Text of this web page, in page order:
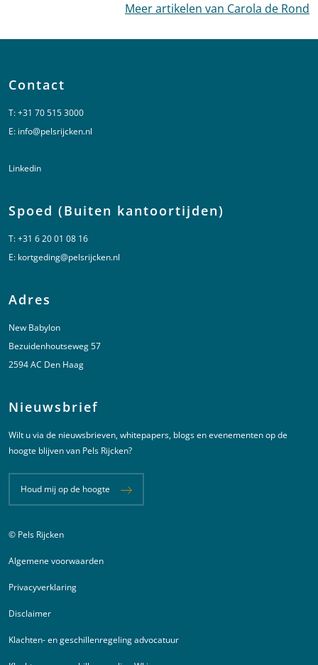
Meer artikelen van Carola de Rond
Contact
T:+31 70 515 3000
E: info@pelsrijcken.nl
Linkedin
Spoed (Buiten kantoortijden)
T:+31 6 20 01 08 16
E: kortgeding@pelsrijcken.nl
Adres
New Babylon
Bezuidenhoutseweg 57
2594 AC Den Haag
Nieuwsbrief
Wilt u via de nieuwsbrieven, whitepapers, blogs en evenementen op de
hoogte blijven van Pels Rijcken?
Houd mij op de hoogte
Juridische informatie
© Pels Rijcken
Algemene voorwaarden
Privacyverklaring
Disclaimer
Klachten- en geschillenregeling advocatuur